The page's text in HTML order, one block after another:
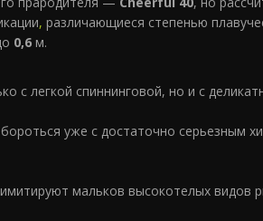
, различающиеся степенью
0,6 м.
с легкой спиннинговой, но и с
уже с достаточно серьезным
мальков высокотелых видов